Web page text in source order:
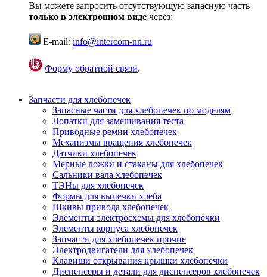
Вы можете запросить отсутствующую запасную часть
только в электронном виде через:
E-mail: info@intercom-nn.ru
Форму обратной связи.
Запчасти для хлебопечек
Запасные части для хлебопечек по моделям
Лопатки для замешивания теста
Приводные ремни хлебопечек
Механизмы вращения хлебопечек
Датчики хлебопечек
Мерные ложки и стаканы для хлебопечек
Сальники вала хлебопечек
ТЭНы для хлебопечек
Формы для выпечки хлеба
Шкивы привода хлебопечек
Элементы электросхемы для хлебопечки
Элементы корпуса хлебопечек
Запчасти для хлебопечек прочие
Электродвигатели для хлебопечек
Клавиши открывания крышки хлебопечки
Диспенсеры и детали для диспенсеров хлебопечек